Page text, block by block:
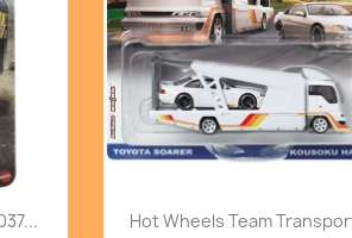
Vista rápida
Hot Wheels Team